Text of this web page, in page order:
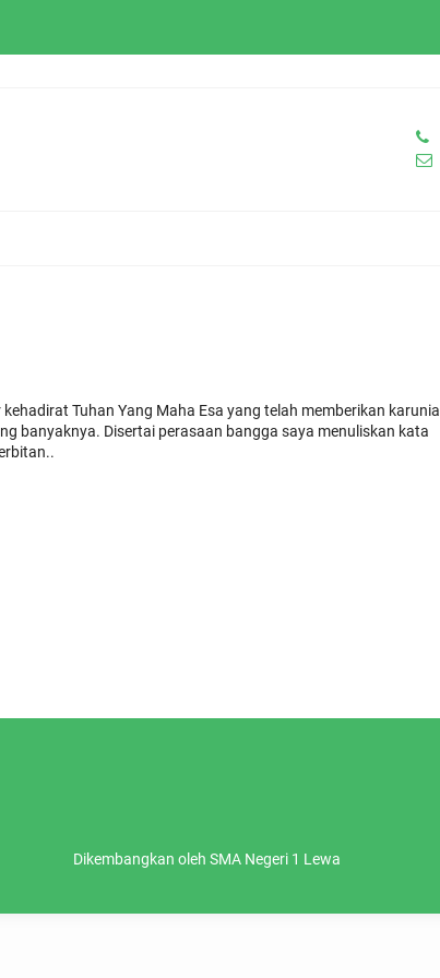
Tuhan Yang Maha Esa yang telah memberikan karunia
banyaknya. Disertai perasaan bangga saya menuliskan kata
Dikembangkan oleh SMA Negeri 1 Lewa